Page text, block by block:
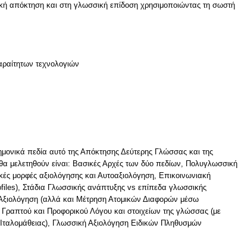
απόκτηση και στη γλωσσική επίδοση χρησιμοποιώντας τη σωστή
τεχνολογιών
πεδία αυτό της Απόκτησης Δεύτερης Γλώσσας και της
μελετηθούν είναι: Βασικές Αρχές των δύο πεδίων, Πολυγλωσσική
μορφές αξιολόγησης και Αυτοαξιολόγηση, Επικοινωνιακή
Στάδια Γλωσσικής ανάπτυξης vs επίπεδα γλωσσικής
(αλλά και Μέτρηση Ατομικών Διαφορών μέσω
και Προφορικού Λόγου και στοιχείων της γλώσσας (με
Γλωσσική Αξιολόγηση Ειδικών Πληθυσμών